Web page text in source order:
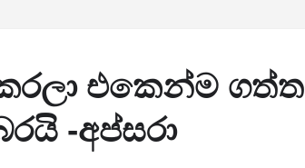
එකෙන්ම ගත්ත
-අප්සරා